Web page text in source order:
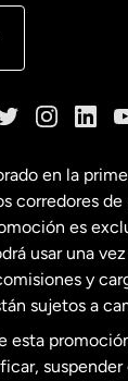
English
en la
corredores
es
usar una
y
sujetos a
esta
suspender